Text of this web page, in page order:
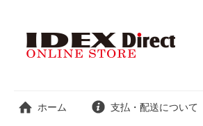
ホーム 支払・配送について